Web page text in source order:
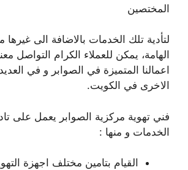
المختصين
لتأدية تلك الخدمات بالاضافة الى غيرها
الهامة، يمكن للعملاء الكرام التواصل
اعمالنا المتميزة في الصوابر و في
الاخرى في الكويت.
فني تهوية مركزية الصوابر يعمل على
الخدمات و منها :
القيام بتامين مختلف اجهزة